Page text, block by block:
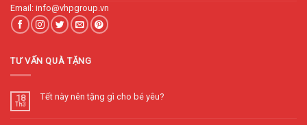
Email: info@vhpgroup.vn
TƯ VẤN QUÀ TẶNG
18
Th3
Tết này nên tặng gì cho bé yêu?